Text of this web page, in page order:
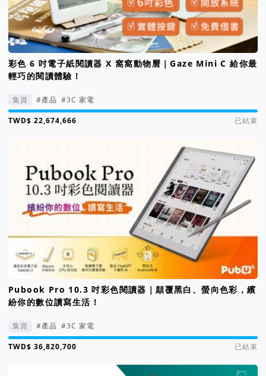
彩色 6 吋電子紙閱讀器 X 窩窩動物曆｜Gaze Mini C 給你最
輕巧的閱讀體驗！
集資 #產品 #3C 家電
集資進度 1134%
已結束
Pubook Pro 10.3 吋彩色閱讀器｜顛覆黑白、螢向色彩，繽
紛你的數位讀寫生活！
集資 #產品 #3C 家電
集資進度 1842%
已結束